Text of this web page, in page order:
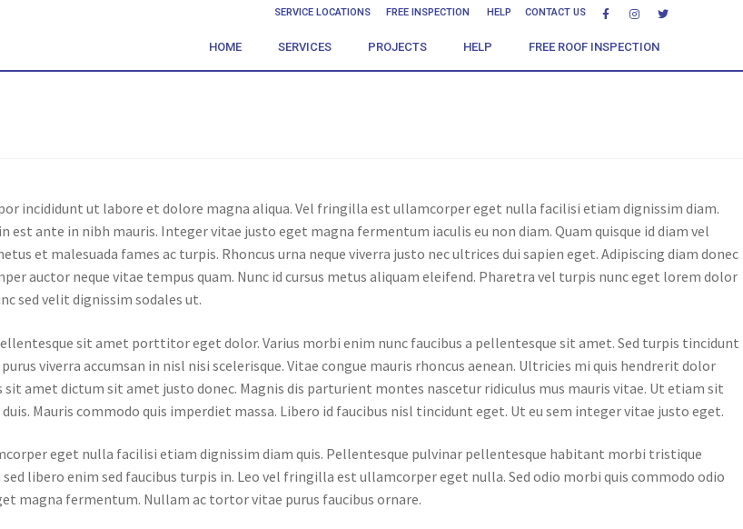
SERVICE LOCATIONS FREE INSPECTION HELP CONTACT US
HOME SERVICES PROJECTS HELP FREE ROOF INSPECTION
incididunt ut labore et dolore magna aliqua. Vel fringilla est ullamcorper eget nulla facilisi etiam dignissim diam.
ante in nibh mauris. Integer vitae justo eget magna fermentum iaculis eu non diam. Quam quisque id diam vel
et malesuada fames ac turpis. Rhoncus urna neque viverra justo nec ultrices dui sapien eget. Adipiscing diam donec
auctor neque vitae tempus quam. Nunc id cursus metus aliquam eleifend. Pharetra vel turpis nunc eget lorem dolor
sed velit dignissim sodales ut.
sit amet porttitor eget dolor. Varius morbi enim nunc faucibus a pellentesque sit amet. Sed turpis tincidunt
viverra accumsan in nisl nisi scelerisque. Vitae congue mauris rhoncus aenean. Ultricies mi quis hendrerit dolor
amet dictum sit amet justo donec. Magnis dis parturient montes nascetur ridiculus mus mauris vitae. Ut etiam sit
Mauris commodo quis imperdiet massa. Libero id faucibus nisl tincidunt eget. Ut eu sem integer vitae justo eget.
eget nulla facilisi etiam dignissim diam quis. Pellentesque pulvinar pellentesque habitant morbi tristique
libero enim sed faucibus turpis in. Leo vel fringilla est ullamcorper eget nulla. Sed odio morbi quis commodo odio
magna fermentum. Nullam ac tortor vitae purus faucibus ornare.